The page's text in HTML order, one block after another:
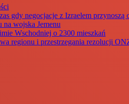
gdy negocjacje z Izraelem przynoszą
wojska Jemenu
Wschodniej o 2300 mieszkań
regionu i przestrzegania rezolucji